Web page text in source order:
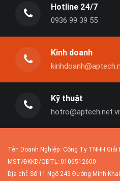
Nâng cấp website
Các website
chuẩn thiết kế
Người Việt làm website về
12 tiếng để xây...
Hotline 24/7
0936 99 39 55
Kinh doanh
Kỹ thuật
Tên Doanh Nghiệp: Công Ty TNHH
MST/ĐKKD/QĐTL: 0106512600
Địa chỉ: Số 11 Ngõ 243 Đường Minh